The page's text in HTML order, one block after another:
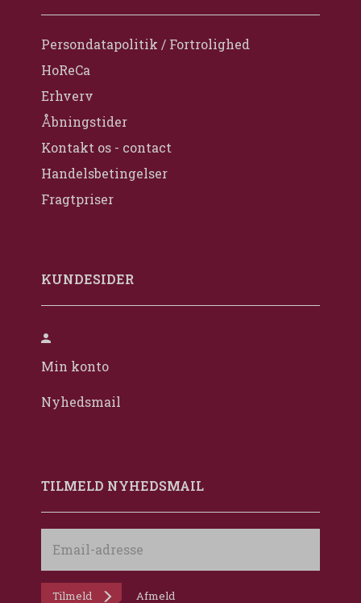
Persondatapolitik / Fortrolighed
HoReCa
Erhverv
Åbningstider
Kontakt os - contact
Handelsbetingelser
Fragtpriser
KUNDESIDER
Min konto
Nyhedsmail
TILMELD NYHEDSMAIL
adresse
Tilmeld Afmeld